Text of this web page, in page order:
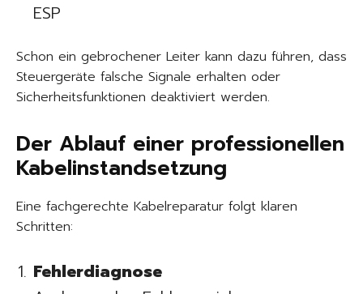
ESP
Schon ein gebrochener Leiter kann dazu führen, dass
Steuergeräte falsche Signale erhalten oder
Sicherheitsfunktionen deaktiviert werden.
Der Ablauf einer professionellen
Kabelinstandsetzung
Eine fachgerechte Kabelreparatur folgt klaren
Schritten:
Fehlerdiagnose